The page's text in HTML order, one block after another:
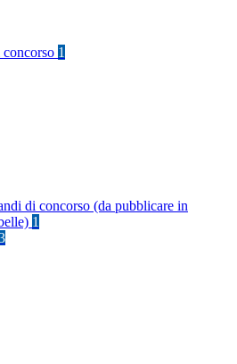
1
di concorso (da pubblicare in
1